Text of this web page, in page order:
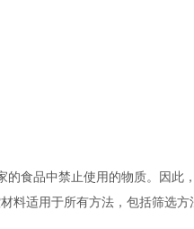
食品中禁止使用的物质。因此
适用于所有方法，包括筛选方